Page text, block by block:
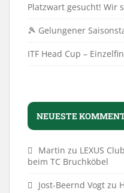
Platzwart gesucht! Wir
🎾 Gelungener
ITF Head Cup –
NEUESTE
Martin zu LEXUS
beim TC Bruchköbel
Jost-Beernd Vogt zu